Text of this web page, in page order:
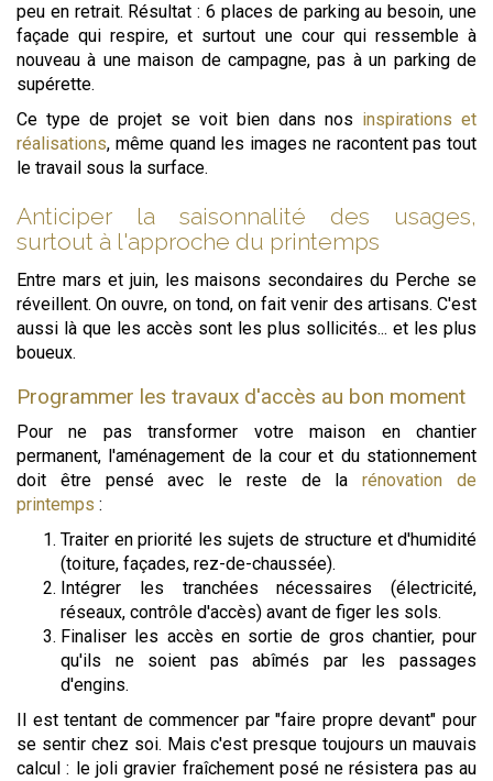
peu en retrait. Résultat : 6 places de parking au besoin, une
façade qui respire, et surtout une cour qui ressemble à
nouveau à une maison de campagne, pas à un parking de
supérette.
Ce type de projet se voit bien dans nos inspirations et
réalisations, même quand les images ne racontent pas tout
le travail sous la surface.
Anticiper la saisonnalité des usages,
surtout à l'approche du printemps
Entre mars et juin, les maisons secondaires du Perche se
réveillent. On ouvre, on tond, on fait venir des artisans. C'est
aussi là que les accès sont les plus sollicités... et les plus
boueux.
Programmer les travaux d'accès au bon moment
Pour ne pas transformer votre maison en chantier
permanent, l'aménagement de la cour et du stationnement
doit être pensé avec le reste de larénovation de
printemps :
Traiter en priorité les sujets de structure et d'humidité
(toiture, façades, rez-de-chaussée).
Intégrer les tranchées nécessaires (électricité,
réseaux, contrôle d'accès) avant de figer les sols.
Finaliser les accès en sortie de gros chantier, pour
qu'ils ne soient pas abîmés par les passages
d'engins.
Il est tentant de commencer par "faire propre devant" pour
se sentir chez soi. Mais c'est presque toujours un mauvais
calcul : le joli gravier fraîchement posé ne résistera pas au